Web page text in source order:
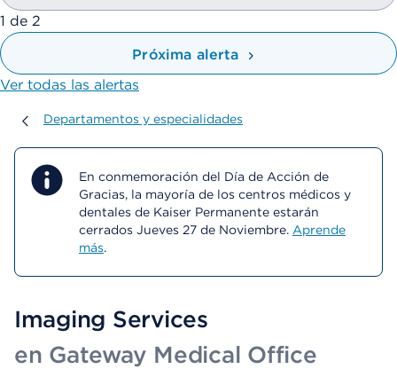
mostrando
1 de 2
Próxima alerta
Ver todas las alertas
Departamentos y especialidades
Departamentos y especialidades
En conmemoración del Día de Acción de
Gracias, la mayoría de los centros médicos y
dentales de Kaiser Permanente estarán
cerrados Jueves 27 de Noviembre. Aprende
más.
Imaging Services
en Gateway Medical Office